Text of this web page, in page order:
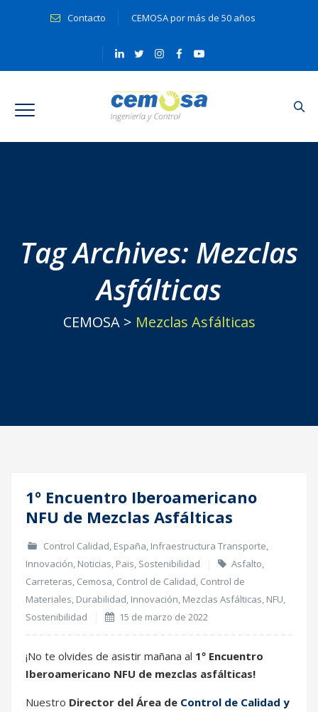
Contacto CEMOSA por más de 50 años
Tag Archives: Mezclas
Asfálticas
CEMOSA> Mezclas Asfálticas
1º Encuentro Iberoamericano
NFU de Mezclas Asfálticas
Control Calidad, España, Infraestructura Transporte,
Innovación, Noticias, Pais, Sostenibilidad Asfalto,
Carreteras, Cemosa, Control de Calidad, Control de
Materiales, Durabilidad, Innovación, Mezclas Asfálticas, NFU,
Sostenibilidad
15 de marzo de 2022
¡No te olvides de asistir mañana al 1º Encuentro
Iberoamericano NFU de mezclas asfálticas!
Nuestro Director del Área de Control de Calidad y